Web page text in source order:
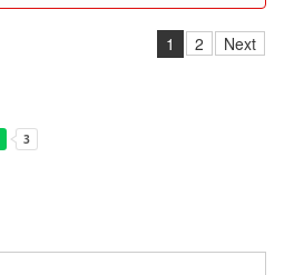
1 2 Next